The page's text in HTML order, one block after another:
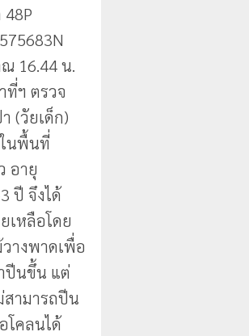
16.44 น.
ที่ฯ ตรวจ
(วัยเด็ก)
นพื้นที่
อายุ
ปี จึงได้
เหลือโดย
างพาดเพื่อ
ปีนขึ้น แต่
สามารถปีน
โคลนได้